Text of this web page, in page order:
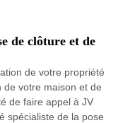
de clôture et de
de votre propriété
de votre maison et de
de faire appel à JV
spécialiste de la pose